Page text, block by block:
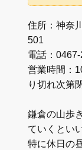
住所：神奈
501
電話：
営業時間：
り切れ次第
鎌倉の山歩
ていくとい
特に休日の